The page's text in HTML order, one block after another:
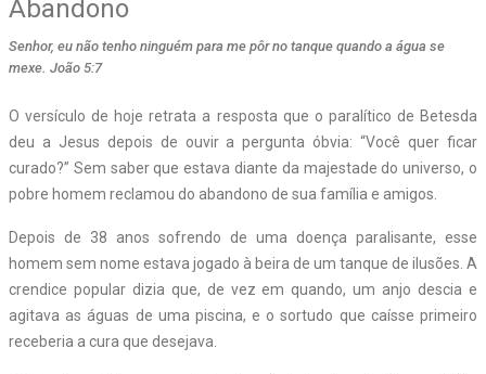
Abandono
Senhor, eu não tenho ninguém para me pôr no tanque quando a água se
mexe. João 5:7
O versículo de hoje retrata a resposta que o paralítico de Betesda
deu a Jesus depois de ouvir a pergunta óbvia: “Você quer ficar
curado?” Sem saber que estava diante da majestade do universo, o
pobre homem reclamou do abandono de sua família e amigos.
Depois de 38 anos sofrendo de uma doença paralisante, esse
homem sem nome estava jogado à beira de um tanque de ilusões. A
crendice popular dizia que, de vez em quando, um anjo descia e
agitava as águas de uma piscina, e o sortudo que caísse primeiro
receberia a cura que desejava.